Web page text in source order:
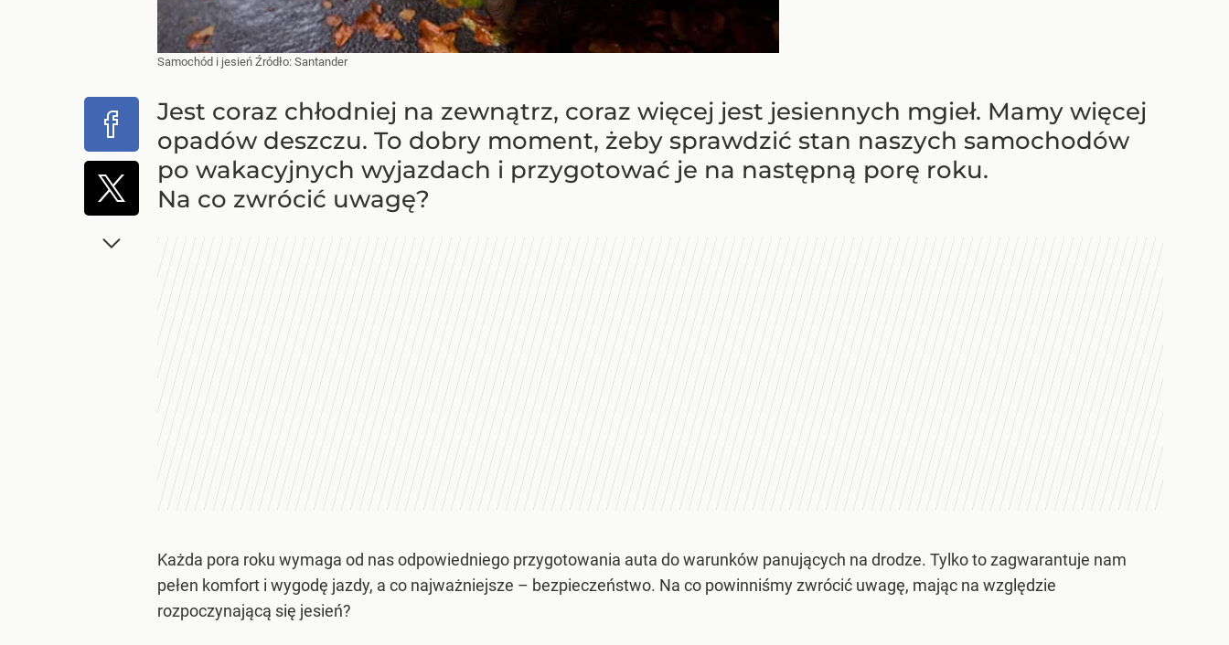
Samochód i jesień Źródło: Santander
Jest coraz chłodniej na zewnątrz, coraz więcej jest jesiennych mgieł. Mamy więcej
opadów deszczu. To dobry moment, żeby sprawdzić stan naszych samochodów
po wakacyjnych wyjazdach i przygotować je na następną porę roku.
Na co zwrócić uwagę?
Każda pora roku wymaga od nas odpowiedniego przygotowania auta do warunków panujących na drodze. Tylko to zagwarantuje nam
pełen komfort i wygodę jazdy, a co najważniejsze – bezpieczeństwo. Na co powinniśmy zwrócić uwagę, mając na względzie
rozpoczynającą się jesień?